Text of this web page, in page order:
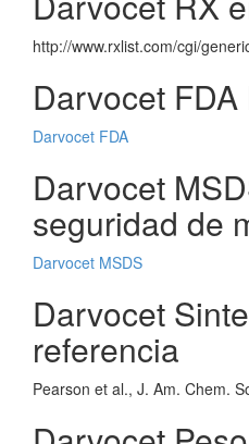
http://www.rxlist.com/cgi/
Darvocet FDA
Darvocet FDA
Darvocet
seguridad de
Darvocet MSDS
Darvocet
referencia
Pearson et al., J. Am. Chem.